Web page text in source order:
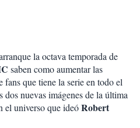
la octava temporada de
saben como aumentar las
fans que tiene la serie en todo el
dos nuevas imágenes de la última
el universo que ideóRobert